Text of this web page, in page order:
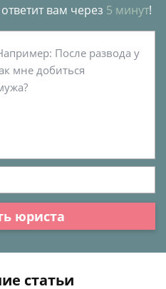
вам через 5 минут!
юриста
статьи